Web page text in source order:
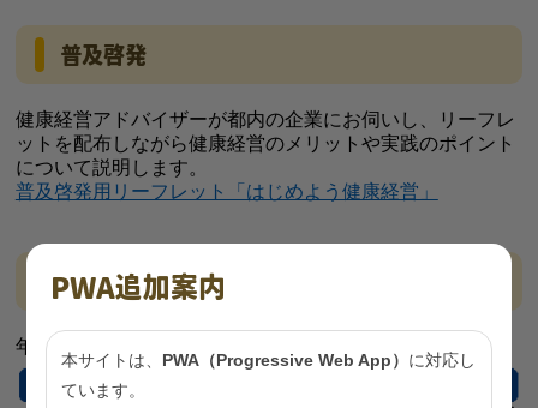
普及啓発
健康経営アドバイザーが都内の企業にお伺いし、リーフレ
ットを配布しながら健康経営のメリットや実践のポイント
について説明します。
普及啓発用リーフレット「はじめよう健康経営」
取組支援の流れ
年度内に原則５回までの取組支援を無料で行います。
PWA追加案内
本サイトは、 PWA（Progressive Web App） に対応し
ています。